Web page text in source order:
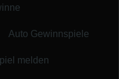
Auto Gewinnspiele
melden